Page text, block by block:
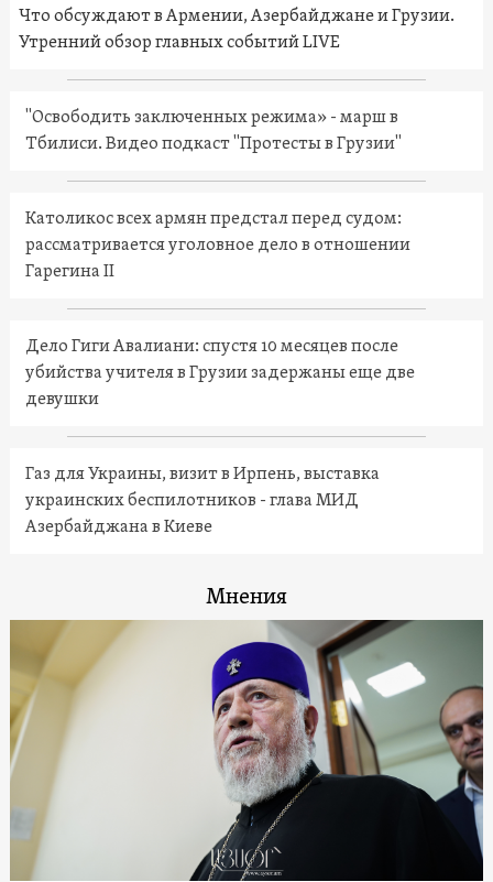
Что обсуждают в Армении, Азербайджане и Грузии.
Утренний обзор главных событий LIVE
"Освободить заключенных режима» - марш в
Тбилиси. Видео подкаст "Протесты в Грузии"
Католикос всех армян предстал перед судом:
рассматривается уголовное дело в отношении
Гарегина II
Дело Гиги Авалиани: спустя 10 месяцев после
убийства учителя в Грузии задержаны еще две
девушки
Газ для Украины, визит в Ирпень, выставка
украинских беспилотников - глава МИД
Азербайджана в Киеве
Мнения